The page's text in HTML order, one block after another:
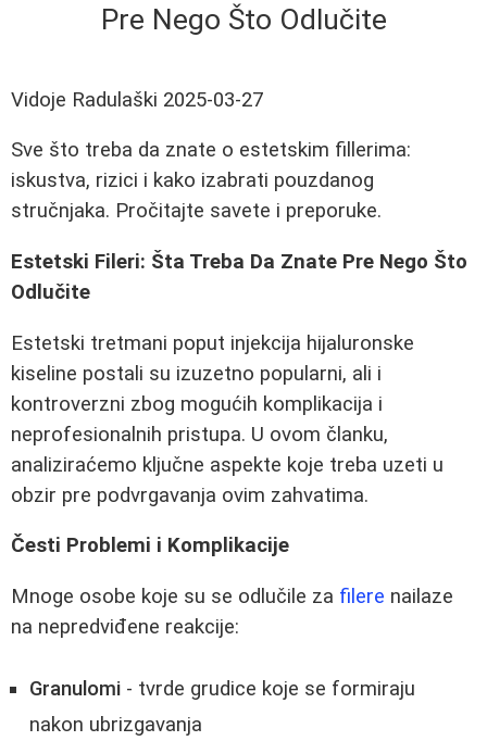
Pre Nego Što Odlučite
Vidoje Radulaški 2025-03-27
Sve što treba da znate o estetskim fillerima:
iskustva, rizici i kako izabrati pouzdanog
stručnjaka. Pročitajte savete i preporuke.
Estetski Fileri: Šta Treba Da Znate Pre Nego Što
Odlučite
Estetski tretmani poput injekcija hijaluronske
kiseline postali su izuzetno popularni, ali i
kontroverzni zbog mogućih komplikacija i
neprofesionalnih pristupa. U ovom članku,
analiziraćemo ključne aspekte koje treba uzeti u
obzir pre podvrgavanja ovim zahvatima.
Česti Problemi i Komplikacije
Mnoge osobe koje su se odlučile za filere nailaze
na nepredviđene reakcije:
Granulomi - tvrde grudice koje se formiraju
nakon ubrizgavanja